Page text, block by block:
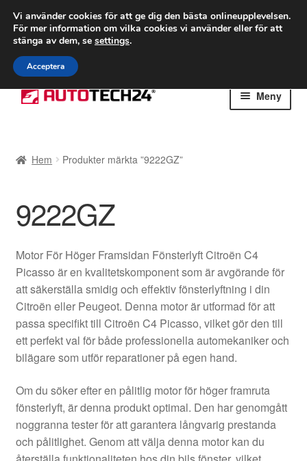
FRAKT från 75 kr
Världsomspännande frakt
Ring 766 924 713
Hoppa
till
Hoppa
till
Meny
Betalningar
Integritetspolicy
Kolla upp
Kontakt
Mitt konto
Om oss
Reklamationsprocedur
Hem Produkter märkta ”9222GZ”
9222GZ
Motor För Höger Framsidan Fönsterlyft Citroën C4
Picasso är en kvalitetskomponent som är avgörande för
att säkerställa smidig och effektiv fönsterlyftning i din
Citroën eller Peugeot. Denna motor är utformad för att
passa specifikt till Citroën C4 Picasso, vilket gör den till
ett perfekt val för både professionella automekaniker och
bilägare som utför reparationer på egen hand.
Om du söker efter en pålitlig motor för höger framruta
fönsterlyft, är denna produkt optimal. Den har genomgått
noggranna tester för att garantera långvarig prestanda
och pålitlighet. Genom att välja denna motor kan du
Vi använder cookies för att ge dig den bästa onlineupplevelsen.
För mer information om vilka cookies vi använder eller för att
stänga av dem, se settings.
Acceptera